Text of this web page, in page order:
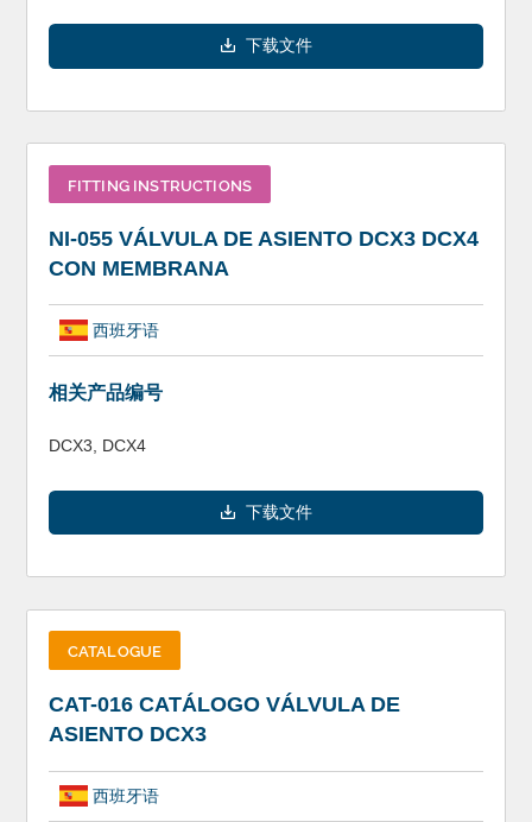
下载文件
FITTING INSTRUCTIONS
NI-055 VÁLVULA DE ASIENTO DCX3 DCX4
CON MEMBRANA
西班牙语
相关产品编号
DCX3, DCX4
下载文件
CATALOGUE
CAT-016 CATÁLOGO VÁLVULA DE
ASIENTO DCX3
西班牙语